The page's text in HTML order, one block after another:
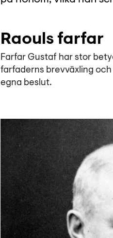
Raouls farfar
Farfar Gustaf har stor
farfaderns brevväxling
egna beslut.